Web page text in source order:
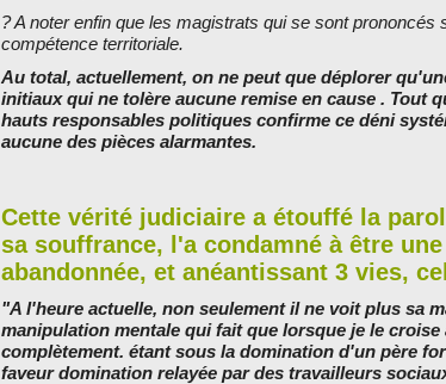
? A noter enfin que les magistrats qui se sont
compétence territoriale.
Au total, actuellement, on ne peut que déplorer
initiaux qui ne tolère aucune remise en cause . Tout
hauts responsables politiques confirme ce déni
aucune des pièces alarmantes.
Cette vérité judiciaire a étouffé la
sa souffrance, l'a condamné à être
abandonnée, et anéantissant 3 vies,
"A l'heure actuelle, non seulement il ne voit plus sa
manipulation mentale qui fait que lorsque je le
complètement. étant sous la domination d'un père
faveur domination relayée par des travailleurs